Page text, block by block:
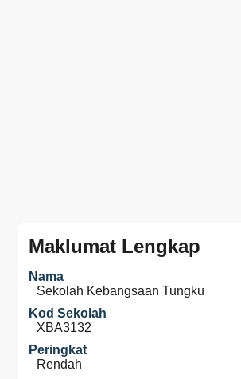
Maklumat Lengkap
Nama
Sekolah Kebangsaan Tungku
Kod Sekolah
XBA3132
Peringkat
Rendah